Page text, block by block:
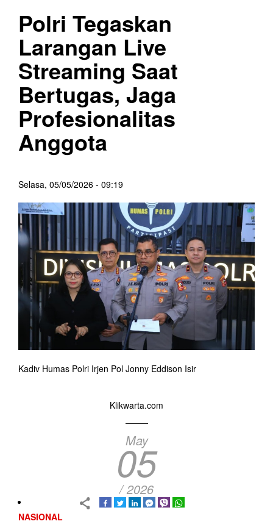
Polri Tegaskan
Larangan Live
Streaming Saat
Bertugas, Jaga
Profesionalitas
Anggota
Selasa, 05/05/2026 - 09:19
Kadiv Humas Polri Irjen Pol Jonny Eddison Isir
Klikwarta.com
May
05
/ 2026
NASIONAL